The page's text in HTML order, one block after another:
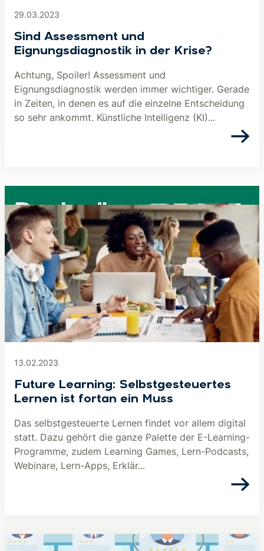
29.03.2023
Sind Assessment und
Eignungsdiagnostik in der Krise?
Achtung, Spoiler! Assessment und
Eignungsdiagnostik werden immer wichtiger. Gerade
in Zeiten, in denen es auf die einzelne Entscheidung
so sehr ankommt. Künstliche Intelligenz (KI)...
13.02.2023
Future Learning: Selbstgesteuertes
Lernen ist fortan ein Muss
Das selbstgesteuerte Lernen findet vor allem digital
statt. Dazu gehört die ganze Palette der E-Learning-
Programme, zudem Learning Games, Lern-Podcasts,
Webinare, Lern-Apps, Erklär...